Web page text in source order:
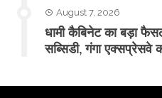
August 7, 2026
​धामी कैबिनेट का बड़ा
सब्सिडी, गंगा एक्सप्रेसवे